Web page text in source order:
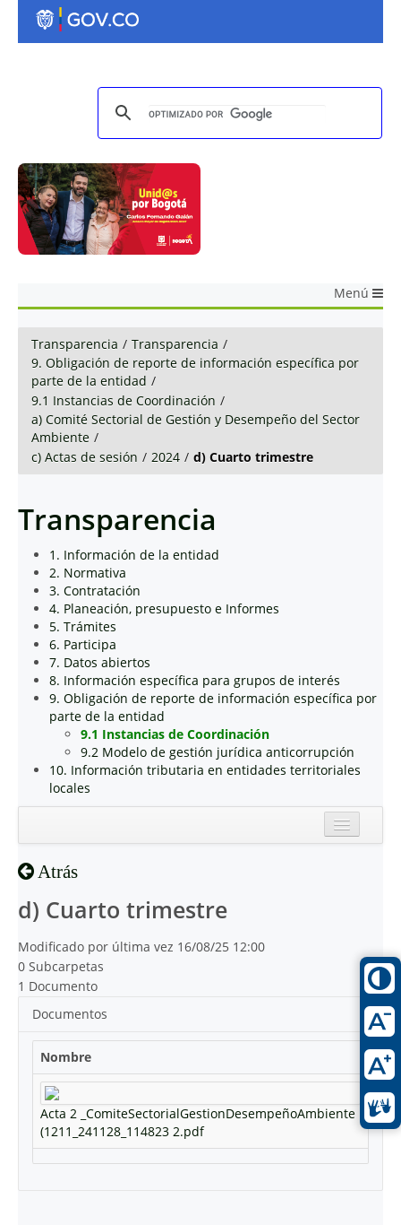
Menú
Transparencia / Transparencia /
9. Obligación de reporte de información específica por
parte de la entidad /
9.1 Instancias de Coordinación /
a) Comité Sectorial de Gestión y Desempeño del Sector
Ambiente /
c) Actas de sesión / 2024 / d) Cuarto trimestre
Transparencia
1. Información de la entidad
2. Normativa
3. Contratación
4. Planeación, presupuesto e Informes
5. Trámites
6. Participa
7. Datos abiertos
8. Información específica para grupos de interés
9. Obligación de reporte de información específica por
parte de la entidad
9.1 Instancias de Coordinación
9.2 Modelo de gestión jurídica anticorrupción
10. Información tributaria en entidades territoriales
locales
Atrás
d) Cuarto trimestre
Modificado por última vez 16/08/25 12:00
0 Subcarpetas
1 Documento
Documentos
Nombre
Acta 2 _ComiteSectorialGestionDesempeñoAmbiente
(1211_241128_114823 2.pdf